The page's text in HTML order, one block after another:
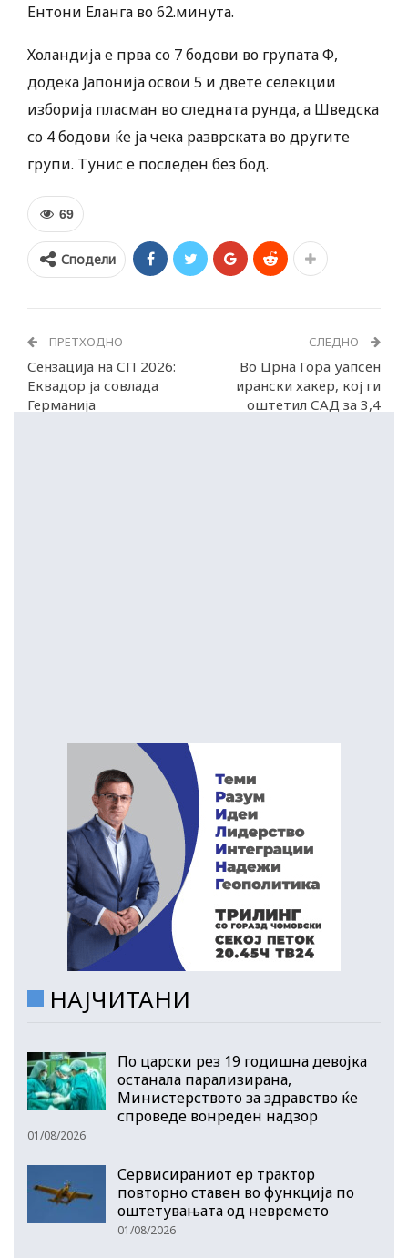
Ентони Еланга во 62.минута.
Холандија е прва со 7 бодови во групата Ф,
додека Јапонија освои 5 и двете селекции
изборија пласман во следната рунда, а Шведска
со 4 бодови ќе ја чека разврската во другите
групи. Тунис е последен без бод.
69
Сподели
ПРЕТХОДНО
Сензација на СП 2026:
Еквадор ја совлада
Германија
СЛЕДНО
Во Црна Гора уапсен
ирански хакер, кој ги
оштетил САД за 3,4
НАЈЧИТАНИ
По царски рез 19 годишна девојка
останала парализирана,
Министерството за здравство ќе
спроведе вонреден надзор
01/08/2026
Сервисираниот ер трактор
повторно ставен во функција по
оштетувањата од невремето
01/08/2026